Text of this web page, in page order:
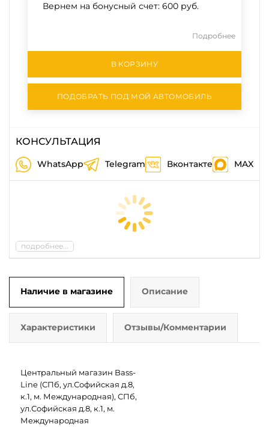
Вернем на бонусный счет: 600 руб.
Подробнее
В КОРЗИНУ
ПОДОБРАТЬ ПОД МОЙ АВТОМОБИЛЬ
КОНСУЛЬТАЦИЯ
WhatsApp Telegram Вконтакте MAX
подробнее...
Наличие в магазине Описание
Характеристики Отзывы/Комментарии
Центральный магазин Bass-
Line (СПб, ул.Софийская д.8,
к.1, м. Международная), СПб,
ул.Софийская д.8, к.1, м.
Международная